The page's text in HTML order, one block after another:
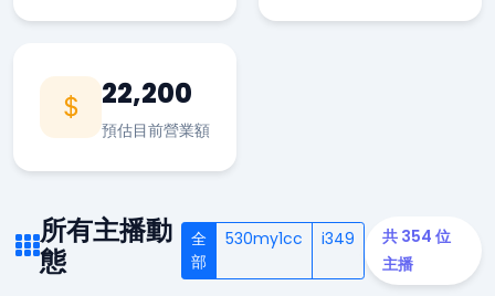
22,200
預估目前營業額
所有主播動
態
全
部
530my1cc i349
共 354 位
主播